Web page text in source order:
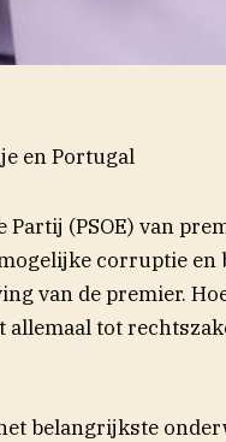
en Portugal
Partij (PSOE) van
corruptie
van de premier.
tot
belangrijkste